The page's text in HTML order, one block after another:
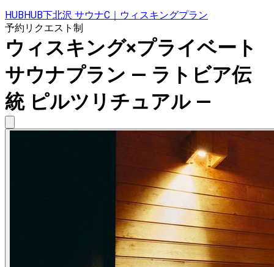
HUBHUB下北沢 サウナC｜ウィスキングプラン
予約リクエスト制
ウィスキング×プライベート
サウナプラン ― ラトビア伝
統 ピルツリチュアル ―